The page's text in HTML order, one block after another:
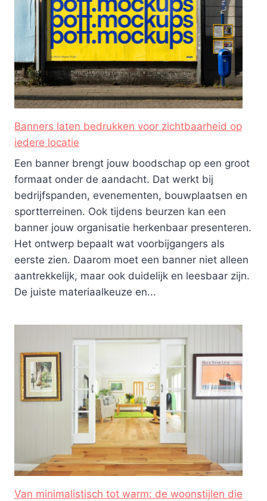
Banners laten bedrukken voor zichtbaarheid op
iedere locatie
Een banner brengt jouw boodschap op een groot
formaat onder de aandacht. Dat werkt bij
bedrijfspanden, evenementen, bouwplaatsen en
sportterreinen. Ook tijdens beurzen kan een
banner jouw organisatie herkenbaar presenteren.
Het ontwerp bepaalt wat voorbijgangers als
eerste zien. Daarom moet een banner niet alleen
aantrekkelijk, maar ook duidelijk en leesbaar zijn.
De juiste materiaalkeuze en...
Van minimalistisch tot warm: de woonstijlen die